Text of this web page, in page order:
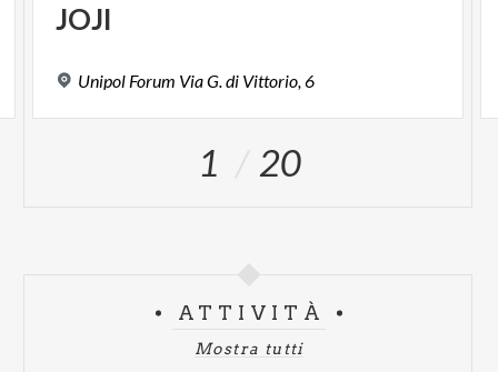
JOJI
Unipol Forum ViaG.di Vittorio,6
1 20
ATTIVITÀ
Mostra tutti